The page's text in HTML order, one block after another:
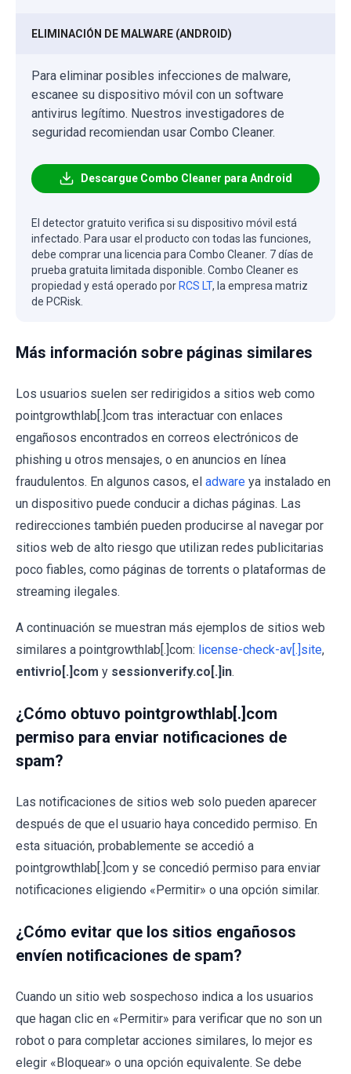
ELIMINACIÓN DE MALWARE (ANDROID)
Para eliminar posibles infecciones de malware,
escanee su dispositivo móvil con un software
antivirus legítimo. Nuestros investigadores de
seguridad recomiendan usar Combo Cleaner.
Descargue Combo Cleaner para Android
El detector gratuito verifica si su dispositivo móvil está
infectado. Para usar el producto con todas las funciones,
debe comprar una licencia para Combo Cleaner. 7 días de
prueba gratuita limitada disponible. Combo Cleaner es
propiedad y está operado por RCS LT, la empresa matriz
de PCRisk.
Más información sobre páginas similares
Los usuarios suelen ser redirigidos a sitios web como
pointgrowthlab[.]com tras interactuar con enlaces
engañosos encontrados en correos electrónicos de
phishing u otros mensajes, o en anuncios en línea
fraudulentos. En algunos casos, el adware ya instalado en
un dispositivo puede conducir a dichas páginas. Las
redirecciones también pueden producirse al navegar por
sitios web de alto riesgo que utilizan redes publicitarias
poco fiables, como páginas de torrents o plataformas de
streaming ilegales.
A continuación se muestran más ejemplos de sitios web
similares a pointgrowthlab[.]com: license-check-av[.]site,
entivrio[.]com y sessionverify.co[.]in.
¿Cómo obtuvo pointgrowthlab[.]com
permiso para enviar notificaciones de
spam?
Las notificaciones de sitios web solo pueden aparecer
después de que el usuario haya concedido permiso. En
esta situación, probablemente se accedió a
pointgrowthlab[.]com y se concedió permiso para enviar
notificaciones eligiendo «Permitir» o una opción similar.
¿Cómo evitar que los sitios engañosos
envíen notificaciones de spam?
Cuando un sitio web sospechoso indica a los usuarios
que hagan clic en «Permitir» para verificar que no son un
robot o para completar acciones similares, lo mejor es
elegir «Bloquear» o una opción equivalente. Se debe